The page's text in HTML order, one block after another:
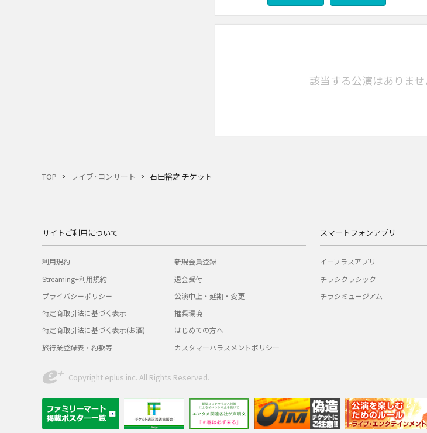
TOP ライブ･コンサート 石田裕之 チケット
該当する公演はありませ
サイトご利用について
利用規約
Streaming+利用規約
プライバシーポリシー
特定商取引法に基づく表示
特定商取引法に基づく表示(お酒)
旅行業登録表・約款等
新規会員登録
退会受付
公演中止・延期・変更
推奨環境
はじめての方へ
カスタマーハラスメントポリシー
スマートフォンアプリ
イープラスアプリ
チラシクラシック
チラシミュージアム
Copyright eplus inc. All Rights Reserved.